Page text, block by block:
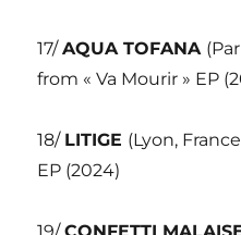
17/AQUA TOFANA
from « Va Mourir » EP
18/ LITIGE (Lyon,
EP (2024)